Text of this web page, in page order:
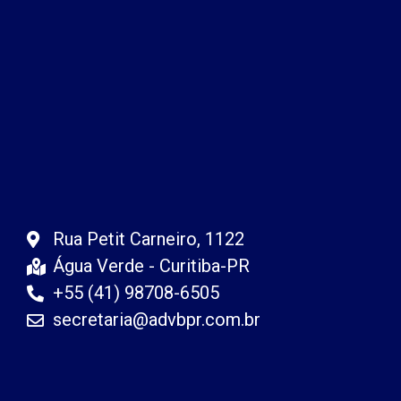
Rua Petit Carneiro, 1122
Água Verde - Curitiba-PR
+55 (41) 98708-6505
secretaria@advbpr.com.br